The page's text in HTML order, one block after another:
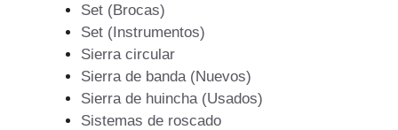
Set (Brocas)
Set (Instrumentos)
Sierra circular
Sierra de banda (Nuevos)
Sierra de huincha (Usados)
Sistemas de roscado